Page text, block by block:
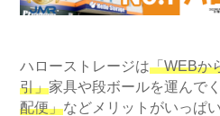
ハローストレージは「WEBか
引」家具や段ボールを運んで
配便」などメリットがいっぱ